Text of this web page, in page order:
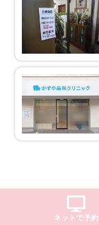
ネットで予約